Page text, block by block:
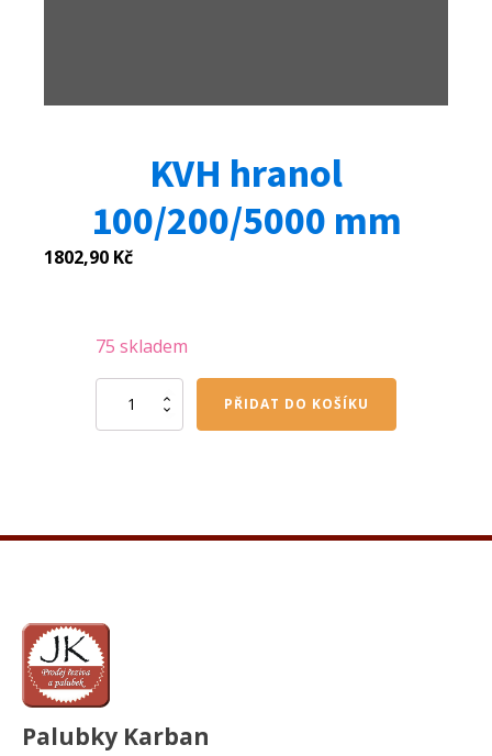
KVH hranol
100/200/5000 mm
1802,90 Kč
75 skladem
PŘIDAT DO KOŠÍKU
Palubky Karban